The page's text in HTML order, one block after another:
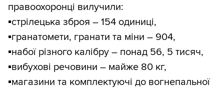
правоохоронці вилучили:
▪️стрілецька зброя – 154 одиниці,
▪️гранатомети, гранати та міни – 904,
▪️набої різного калібру – понад 56, 5 тисяч,
▪️вибухові речовини – майже 80 кг,
▪️магазини та комплектуючі до вогнепальної